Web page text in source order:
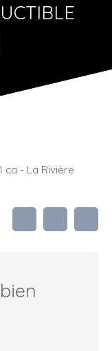
ca - La Rivière